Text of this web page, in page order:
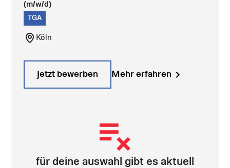
(m/w/d)
TGA
Köln
Jetzt bewerben Mehr erfahren
für deine auswahl gibt es aktuell